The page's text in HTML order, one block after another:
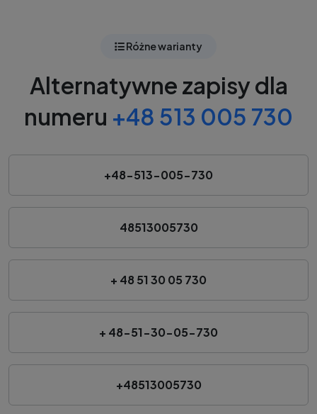
Różne warianty
Alternatywne zapisy dla
numeru +48 513 005 730
+48-513-005-730
48513005730
+ 48 51 30 05 730
+ 48-51-30-05-730
+48513005730